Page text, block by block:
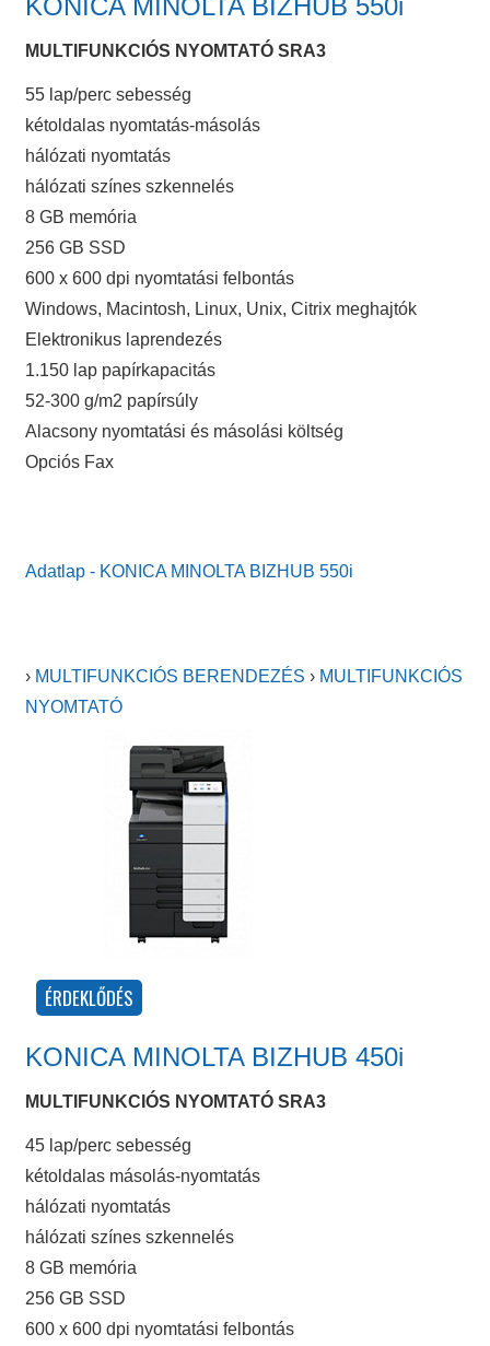
MULTIFUNKCIÓS NYOMTATÓ SRA3
55 lap/perc sebesség
kétoldalas nyomtatás-másolás
hálózati nyomtatás
hálózati színes szkennelés
8 GB memória
256 GB SSD
600 x 600 dpi nyomtatási felbontás
Windows, Macintosh, Linux, Unix, Citrix meghajtók
Elektronikus laprendezés
1.150 lap papírkapacitás
52-300 g/m2 papírsúly
Alacsony nyomtatási és másolási költség
Opciós Fax
Adatlap - KONICA MINOLTA BIZHUB 550i
› MULTIFUNKCIÓS BERENDEZÉS › MULTIFUNKCIÓS
NYOMTATÓ
KONICA MINOLTA BIZHUB 450i
MULTIFUNKCIÓS NYOMTATÓ SRA3
45 lap/perc sebesség
kétoldalas másolás-nyomtatás
hálózati nyomtatás
hálózati színes szkennelés
8 GB memória
256 GB SSD
600 x 600 dpi nyomtatási felbontás